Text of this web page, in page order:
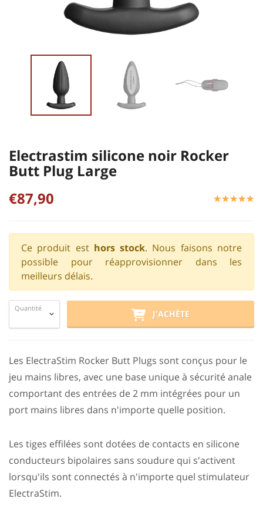
Electrastim silicone noir Rocker
Butt Plug Large
€87,90
☆☆☆☆☆
★★★★★
Ce produit est hors stock. Nous faisons notre
possible pour réapprovisionner dans les
meilleurs délais.
Quantité
J'ACHÈTE
Les ElectraStim Rocker Butt Plugs sont conçus pour le
jeu mains libres, avec une base unique à sécurité anale
comportant des entrées de 2 mm intégrées pour un
port mains libres dans n'importe quelle position.
Les tiges effilées sont dotées de contacts en silicone
conducteurs bipolaires sans soudure qui s'activent
lorsqu'ils sont connectés à n'importe quel stimulateur
ElectraStim.